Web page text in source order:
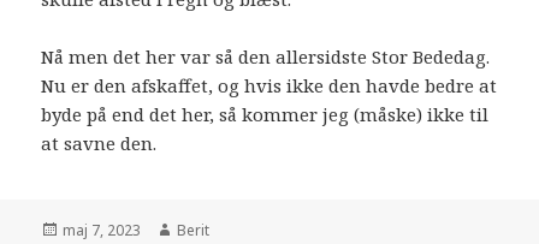
Nå men det her var så den allersidste Stor Bededag.
Nu er den afskaffet, og hvis ikke den havde bedre at
byde på end det her, så kommer jeg (måske) ikke til
at savne den.
maj 7, 2023 Berit